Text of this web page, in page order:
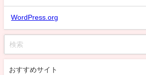
WordPress.org
おすすめサイト